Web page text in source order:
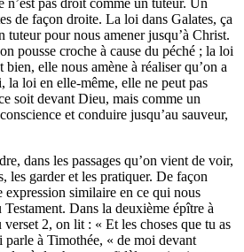
n’est pas droit comme un tuteur. Un
de façon droite. La loi dans Galates, ça
tuteur pour nous amener jusqu’à Christ.
pousse croche à cause du péché ; la loi
elle nous amène à réaliser qu’on a
la loi en elle-même, elle ne peut pas
soit devant Dieu, mais comme un
et conduire jusqu’au sauveur,
dans les passages qu’on vient de voir,
les garder et les pratiquer. De façon
expression similaire en ce qui nous
Dans la deuxième épître à
2, on lit : « Et les choses que tu as
parle à Timothée, « de moi devant